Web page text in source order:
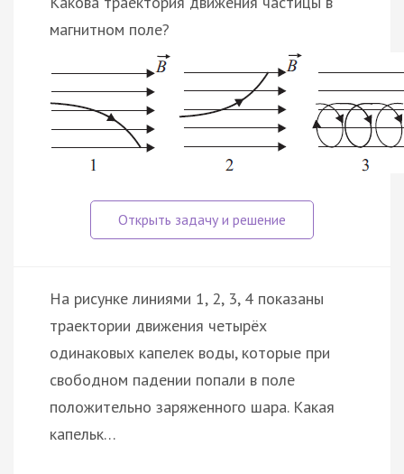
магнитном поле?
На рисунке линиями 1, 2, 3, 4 показаны
траектории движения четырёх
одинаковых капелек воды, которые при
свободном падении попали в поле
положительно заряженного шара. Какая
капельк…